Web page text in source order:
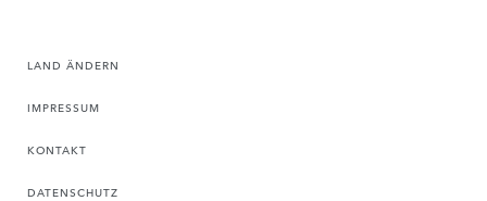
LAND ÄNDERN
IMPRESSUM
KONTAKT
DATENSCHUTZ